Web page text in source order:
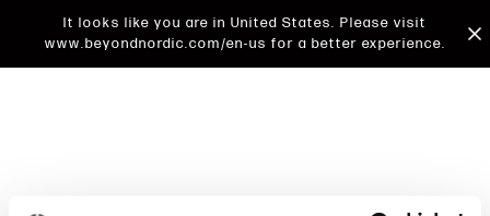
It looks like you are in United States. Please visit
www.beyondnordic.com/en-us for a better experience.